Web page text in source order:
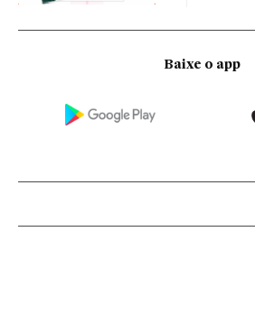
Baixe o app